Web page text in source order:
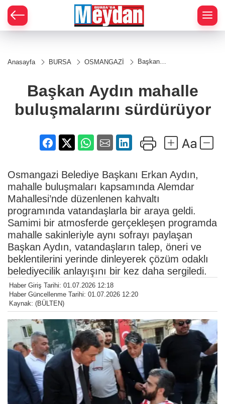
Anasayfa BURSA OSMANGAZİ
Başkan
buluşmalarını
sürdürüyor
Başkan Aydın mahalle
buluşmalarını sürdürüyor
Osmangazi Belediye Başkanı Erkan Aydın,
mahalle buluşmaları kapsamında Alemdar
Mahallesi’nde düzenlenen kahvaltı
programında vatandaşlarla bir araya geldi.
Samimi bir atmosferde gerçekleşen programda
mahalle sakinleriyle aynı sofrayı paylaşan
Başkan Aydın, vatandaşların talep, öneri ve
beklentilerini yerinde dinleyerek çözüm odaklı
belediyecilik anlayışını bir kez daha sergiledi.
Haber Giriş Tarihi: 01.07.2026 12:18
Haber Güncellenme Tarihi: 01.07.2026 12:20
Kaynak: (BÜLTEN)